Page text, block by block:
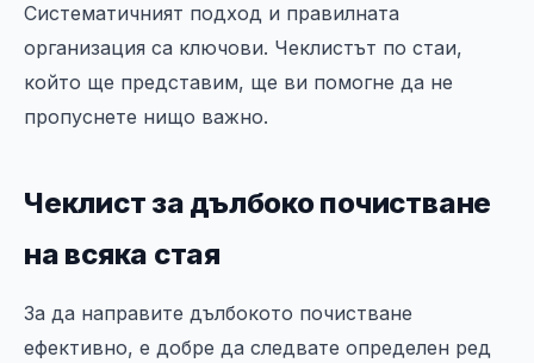
Систематичният подход и правилната
организация са ключови. Чеклистът по стаи,
който ще представим, ще ви помогне да не
пропуснете нищо важно.
Чеклист за дълбоко почистване
на всяка стая
За да направите дълбокото почистване
ефективно, е добре да следвате определен ред